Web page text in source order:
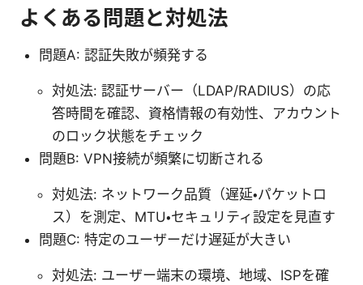
よくある問題と対処法
問題A: 認証失敗が頻発する
対処法: 認証サーバー（LDAP/RADIUS）の応
答時間を確認、資格情報の有効性、アカウント
のロック状態をチェック
問題B: VPN接続が頻繁に切断される
対処法: ネットワーク品質（遅延・パケットロ
ス）を測定、MTU・セキュリティ設定を見直す
問題C: 特定のユーザーだけ遅延が大きい
対処法: ユーザー端末の環境、地域、ISPを確